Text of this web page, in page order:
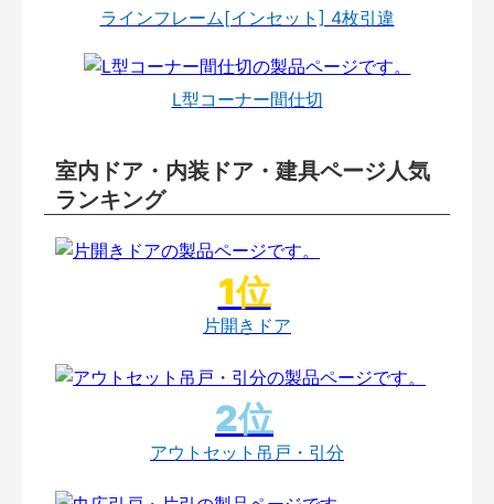
ラインフレーム[インセット] 4枚引違
L型コーナー間仕切
室内ドア・内装ドア・建具ページ人気
ランキング
片開きドア
アウトセット吊戸・引分